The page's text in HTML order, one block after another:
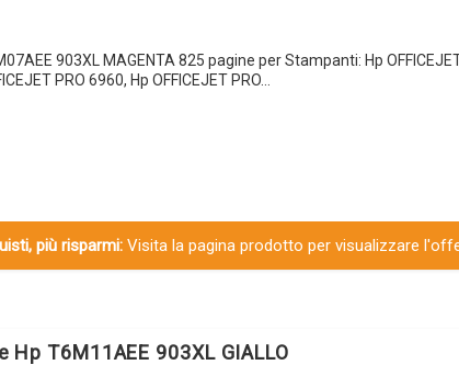
903XL MAGENTA 825 pagine per Stampanti: Hp
PRO 6960, Hp OFFICEJET PRO…
più risparmi:Visita la pagina prodotto per visualizzare
T6M11AEE 903XL GIALLO